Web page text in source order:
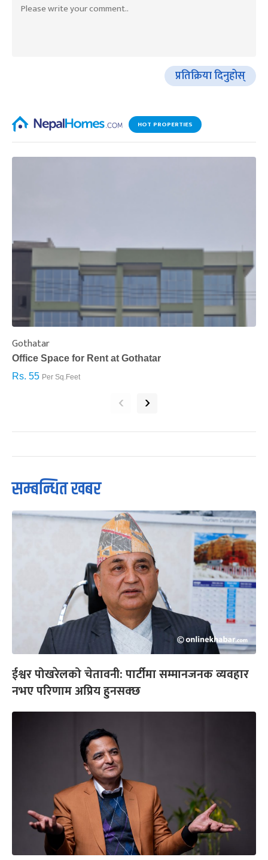
प्रतिक्रिया दिनुहोस्
HOT PROPERTIES
Gothatar
Office Space for Rent at Gothatar
Rs. 55 Per Sq.Feet
‹ ›
सम्बन्धित खबर
ईश्वर पोखरेलको चेतावनी: पार्टीमा सम्मानजनक व्यवहार
नभए परिणाम अप्रिय हुनसक्छ